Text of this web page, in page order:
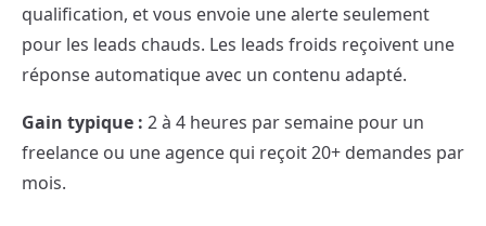
qualification, et vous envoie une alerte seulement
pour les leads chauds. Les leads froids reçoivent une
réponse automatique avec un contenu adapté.
Gain typique : 2 à 4 heures par semaine pour un
freelance ou une agence qui reçoit 20+ demandes par
mois.